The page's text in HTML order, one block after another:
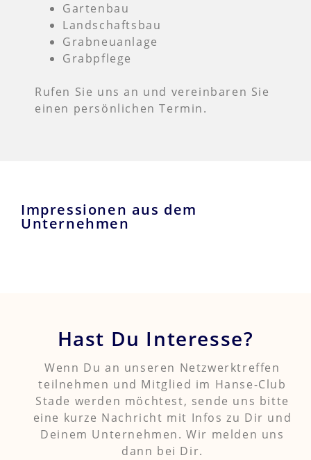
Gartenbau
Landschaftsbau
Grabneuanlage
Grabpflege
Rufen Sie uns an und vereinbaren Sie
einen persönlichen Termin.
Impressionen aus dem
Unternehmen
Hast Du Interesse?
Wenn Du an unseren Netzwerktreffen
teilnehmen und Mitglied im Hanse-Club
Stade werden möchtest, sende uns bitte
eine kurze Nachricht mit Infos zu Dir und
Deinem Unternehmen. Wir melden uns
dann bei Dir.